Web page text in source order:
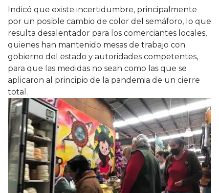
Indicó que existe incertidumbre, principalmente
por un posible cambio de color del semáforo, lo que
resulta desalentador para los comerciantes locales,
quienes han mantenido mesas de trabajo con
gobierno del estado y autoridades competentes,
para que las medidas no sean como las que se
aplicaron al principio de la pandemia de un cierre
total.